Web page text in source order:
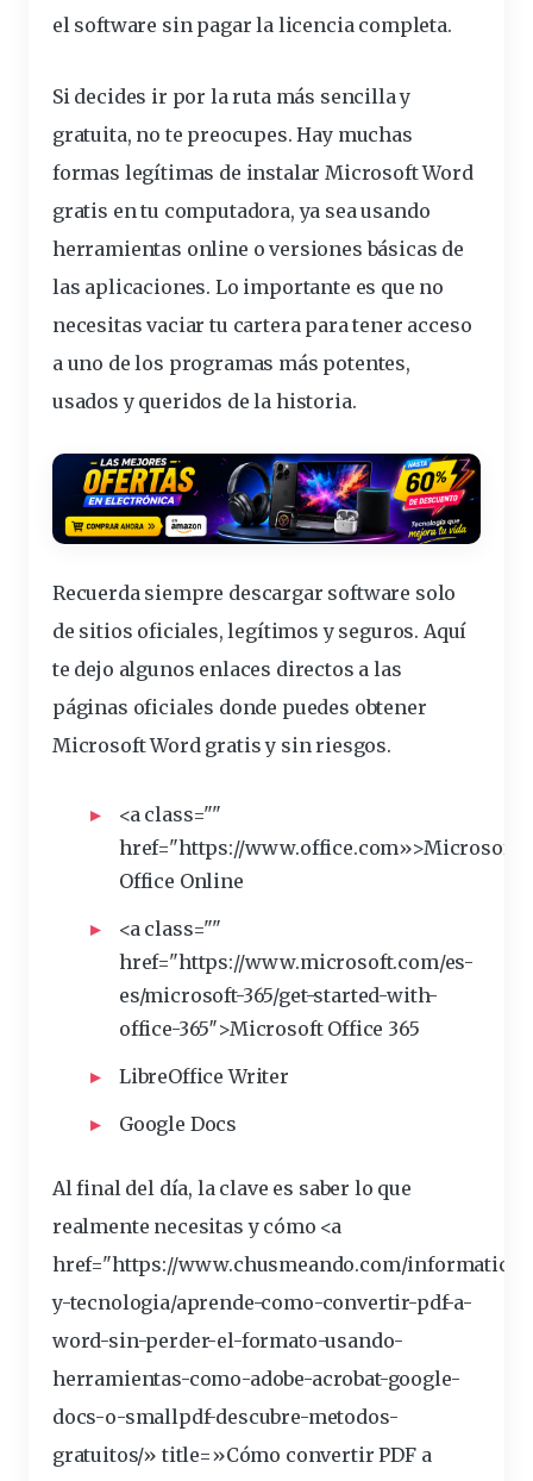
el software sin pagar la licencia completa.
Si decides ir por la ruta más sencilla y
gratuita, no te preocupes. Hay muchas
formas legítimas de instalar Microsoft Word
gratis en tu computadora, ya sea usando
herramientas online o versiones básicas de
las aplicaciones. Lo importante es que no
necesitas vaciar tu cartera para tener acceso
a uno de los programas más potentes,
usados y queridos de la historia.
Recuerda siempre descargar software solo
de sitios oficiales, legítimos y seguros. Aquí
te dejo algunos enlaces directos a las
páginas oficiales donde puedes obtener
Microsoft Word gratis y sin riesgos.
<a class=""
href="https://www.office.com»>Microsoft
Office Online
<a class=""
href="https://www.microsoft.com/es-
es/microsoft-365/get-started-with-
office-365″>Microsoft Office 365
LibreOffice Writer
Google Docs
Al final del día, la clave es saber lo que
realmente necesitas y cómo <a
href="https://www.chusmeando.com/informatica-
y-tecnologia/aprende-como-convertir-pdf-a-
word-sin-perder-el-formato-usando-
herramientas-como-adobe-acrobat-google-
docs-o-smallpdf-descubre-metodos-
gratuitos/» title=»Cómo convertir PDF a